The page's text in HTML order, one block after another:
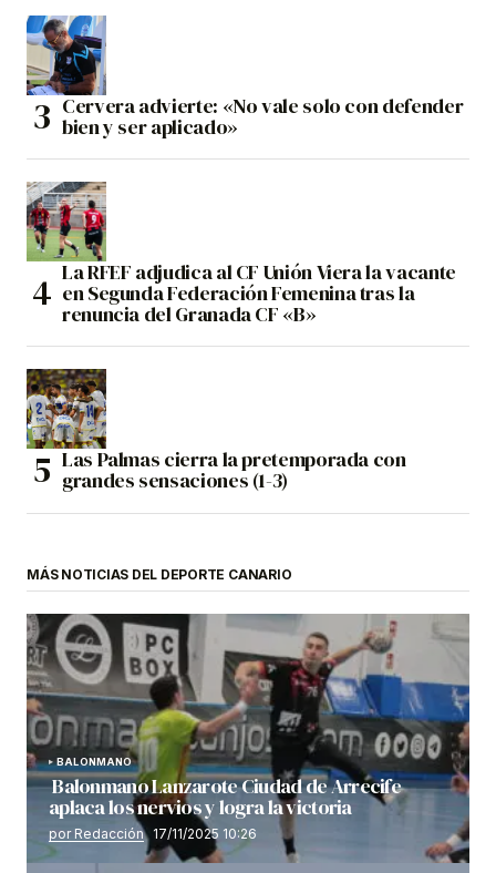
Cervera advierte: «No vale solo con defender
bien y ser aplicado»
La RFEF adjudica al CF Unión Viera la vacante
en Segunda Federación Femenina tras la
renuncia del Granada CF «B»
Las Palmas cierra la pretemporada con
grandes sensaciones (1-3)
MÁS NOTICIAS DEL DEPORTE CANARIO
BALONMANO
Balonmano Lanzarote Ciudad de Arrecife
aplaca los nervios y logra la victoria
por Redacción 17/11/2025 10:26